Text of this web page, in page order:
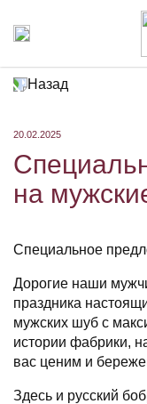
Назад
20.02.2025
на
Специальное
Дорогие наши
праздника
мужских шуб с
истории фабрики,
вас ценим и
Здесь и русский